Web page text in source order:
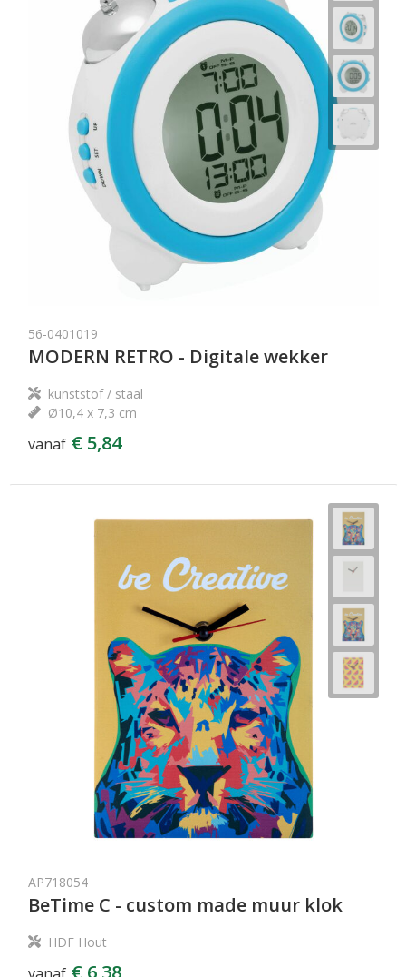
56-0401019
MODERN RETRO - Digitale wekker
kunststof / staal
Ø10,4 x 7,3 cm
vanaf € 5,84
AP718054
BeTime C - custom made muur klok
HDF Hout
€ 6,38